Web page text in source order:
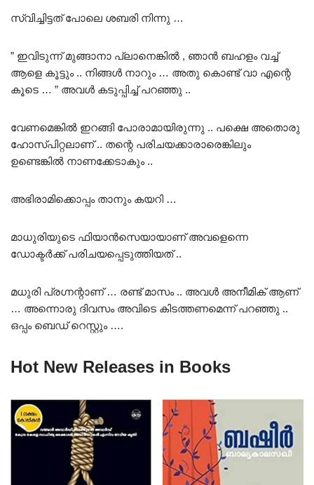
സ്വിച്ചിട്ടത് പോലെ ശബരി നിന്നു …
” ഇവിടുന്ന് മുങ്ങാനാ പ്ലാനെങ്കിൽ , ഞാൻ ബഹളം വച്ച്
ആളെ കൂട്ടും .. നിങ്ങൾ നാറും … അതു കൊണ്ട് വാ എന്റെ
കൂടെ … ” അവൾ കടുപ്പിച്ച് പറഞ്ഞു ..
വേണമെങ്കിൽ ഇറങ്ങി പോരാമായിരുന്നു .. പക്ഷെ അതൊരു
ഹോസ്പിറ്റലാണ് .. തന്റെ പരിചയക്കാരാരെങ്കിലും
ഉണ്ടെങ്കിൽ നാണക്കേടാകും ..
അഭിരാമിക്കൊപ്പം താനും കയറി …
മാധുരിയുടെ ഫിയാൻസെയായാണ് അവളെന്നെ
ഡോക്ടർക്ക് പരിചയപ്പെടുത്തിയത് ..
മധുരി പ്രഗ്നന്റാണ് … രണ്ട് മാസം .. അവൾ അനീമിക് ആണ്
… അന്നൊരു ദിവസം അവിടെ കിടത്തണമെന്ന് പറഞ്ഞു ..
ഒപ്പം ബെഡ് റെസ്റ്റും ….
Hot New Releases in Books